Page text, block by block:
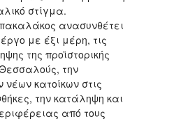
στίγμα.
ανασυνθέτει
με έξι μέρη, τις
της προϊστορικής
την
κατοίκων στις
την κατάληψη και
από τους